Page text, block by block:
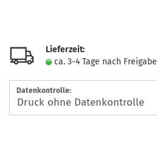
Lieferzeit:
ca. 3-4 Tage nach Freigabe
Datenkontrolle: